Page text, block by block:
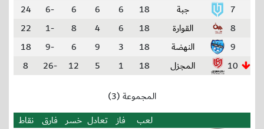
7
جبة 18
6
6
6
-6
24
8
القوارة 18
6
4
8
-1
22
9
النهضة 18
3
9
6
-9
18
10
المجزل 18
1
5
12
-26
8
المجموعة (3)
لعب
فاز تعادل خسر فارق نقاط